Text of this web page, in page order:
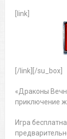
[link]
[/link][/su_box]
«Драконы
приключение
Игра